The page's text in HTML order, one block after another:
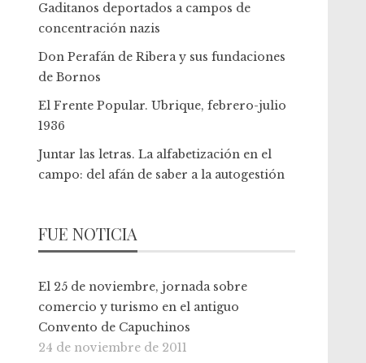
Gaditanos deportados a campos de
concentración nazis
Don Perafán de Ribera y sus fundaciones
de Bornos
El Frente Popular. Ubrique, febrero-julio
1936
Juntar las letras. La alfabetización en el
campo: del afán de saber a la autogestión
FUE NOTICIA
El 25 de noviembre, jornada sobre
comercio y turismo en el antiguo
Convento de Capuchinos
24 de noviembre de 2011